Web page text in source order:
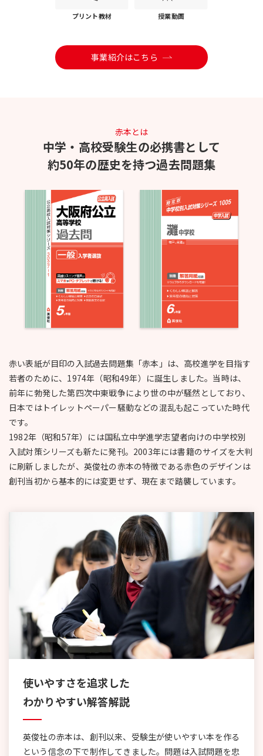
プリント教材 授業動画
事業紹介はこちら
赤本とは
中学・高校受験生の必携書として
約50年の歴史を持つ過去問題集
赤い表紙が目印の入試過去問題集「赤本」は、高校進学を目指す
若者のために、1974年（昭和49年）に誕生しました。当時は、
前年に勃発した第四次中東戦争により世の中が騒然としており、
日本ではトイレットペーパー騒動などの混乱も起こっていた時代
です。
1982年（昭和57年）には国私立中学進学志望者向けの中学校別
入試対策シリーズも新たに発刊。2003年には書籍のサイズを大判
に刷新しましたが、英俊社の赤本の特徴である赤色のデザインは
創刊当初から基本的には変更せず、現在まで踏襲しています。
使いやすさを追求した
わかりやすい解答解説
英俊社の赤本は、創刊以来、受験生が使いやすい本を作る
という信念の下で制作してきました。問題は入試問題を忠